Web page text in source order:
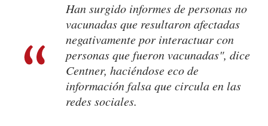
Han surgido informes de personas no
vacunadas que resultaron afectadas
negativamente por interactuar con
personas que fueron vacunadas", dice
Centner, haciéndose eco de
información falsa que circula en las
redes sociales.